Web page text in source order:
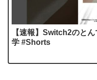
【速報】Switch2のと
学 #Shorts